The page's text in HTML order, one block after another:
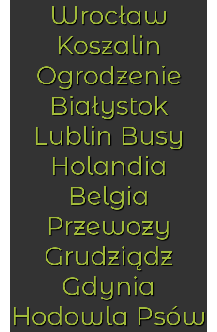
Wrocław
Koszalin
Ogrodzenie
Białystok
Lublin Busy
Holandia
Belgia
Przewozy
Grudziądz
Gdynia
Hodowla Psów